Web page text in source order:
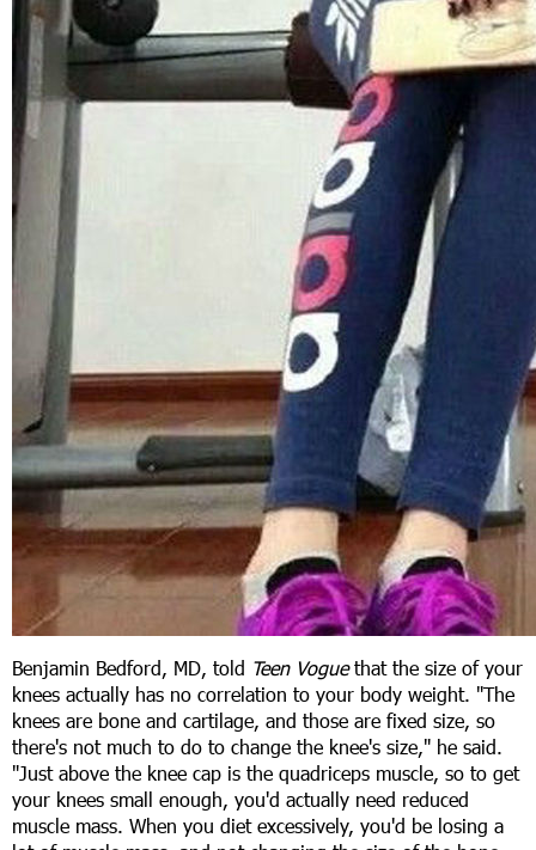
Benjamin Bedford, MD, told Teen Voguethat the size of your
knees actually has no correlation to your body weight. "The
knees are bone and cartilage, and those are fixed size, so
there's not much to do to change the knee's size," he said.
"Just above the knee cap is the quadriceps muscle, so to get
your knees small enough, you'd actually need reduced
muscle mass. When you diet excessively, you'd be losing a